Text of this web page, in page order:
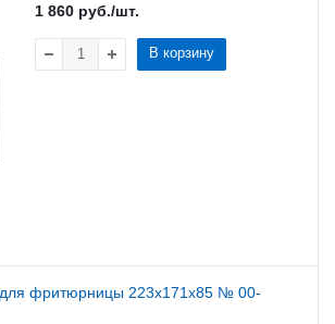
1 860 руб./шт.
В корзину
для фритюрницы 223х171х85 № 00-